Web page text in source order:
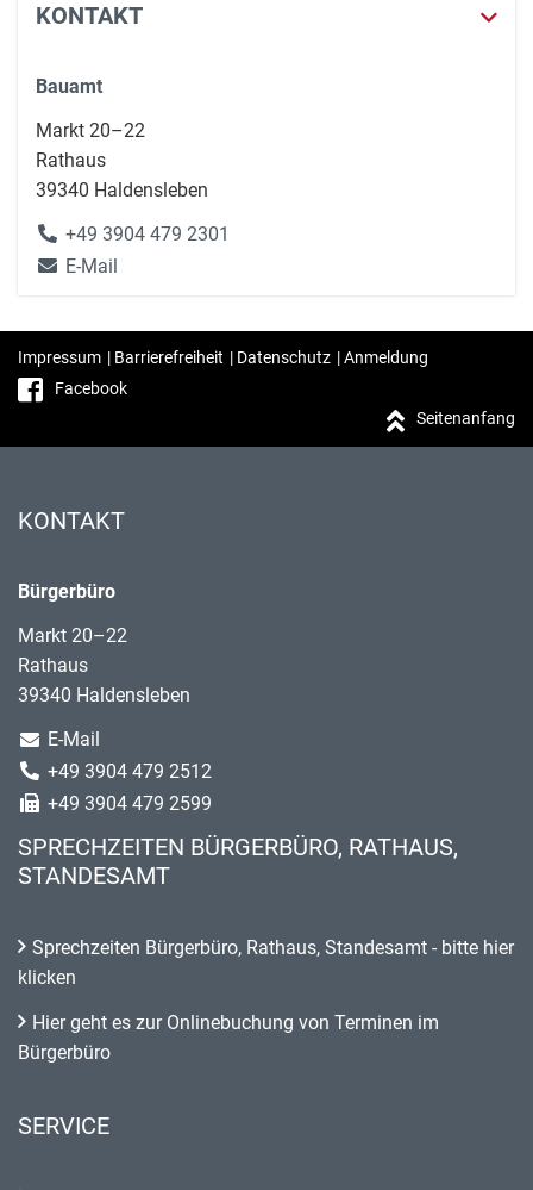
KONTAKT
Bauamt
Markt 20–22
Rathaus
39340 Haldensleben
+49 3904 479 2301
E-Mail
Impressum | Barrierefreiheit | Datenschutz |Anmeldung
Facebook
Seitenanfang
KONTAKT
Bürgerbüro
Markt 20–22
Rathaus
39340 Haldensleben
E-Mail
+49 3904 479 2512
+49 3904 479 2599
SPRECHZEITEN BÜRGERBÜRO, RATHAUS,
STANDESAMT
Sprechzeiten Bürgerbüro, Rathaus, Standesamt - bitte hier
klicken
Hier geht es zur Onlinebuchung von Terminen im
Bürgerbüro
SERVICE